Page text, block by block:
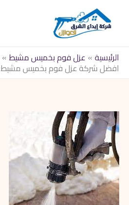
الرئيسية
عزل فوم بخميس مشيط
افضل شركة عزل فوم بخميس مشيط